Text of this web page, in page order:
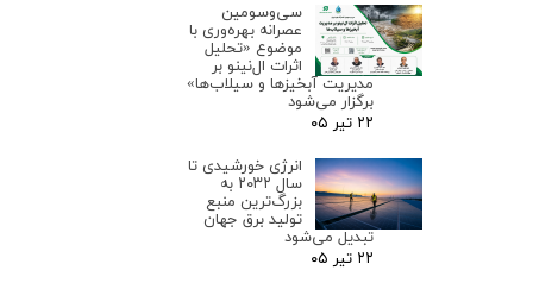
سی‌وسومین
عصرانه بهره‌وری با
موضوع «تحلیل
اثرات ال‌نینو بر
مدیریت آبخیزها و سیلاب‌ها»
برگزار می‌شود
۲۲ تیر ۰۵
انرژی خورشیدی تا
سال ۲۰۳۲ به
بزرگ‌ترین منبع
تولید برق جهان
تبدیل می‌شود
۲۲ تیر ۰۵